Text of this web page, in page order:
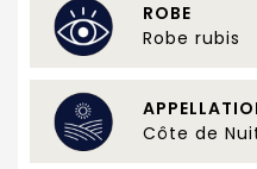
ROBE
Robe rubis
Côte de